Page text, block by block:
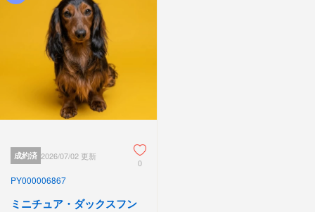
成約済 2026/07/02 更新
0
PY000006867
ミニチュア・ダックスフン